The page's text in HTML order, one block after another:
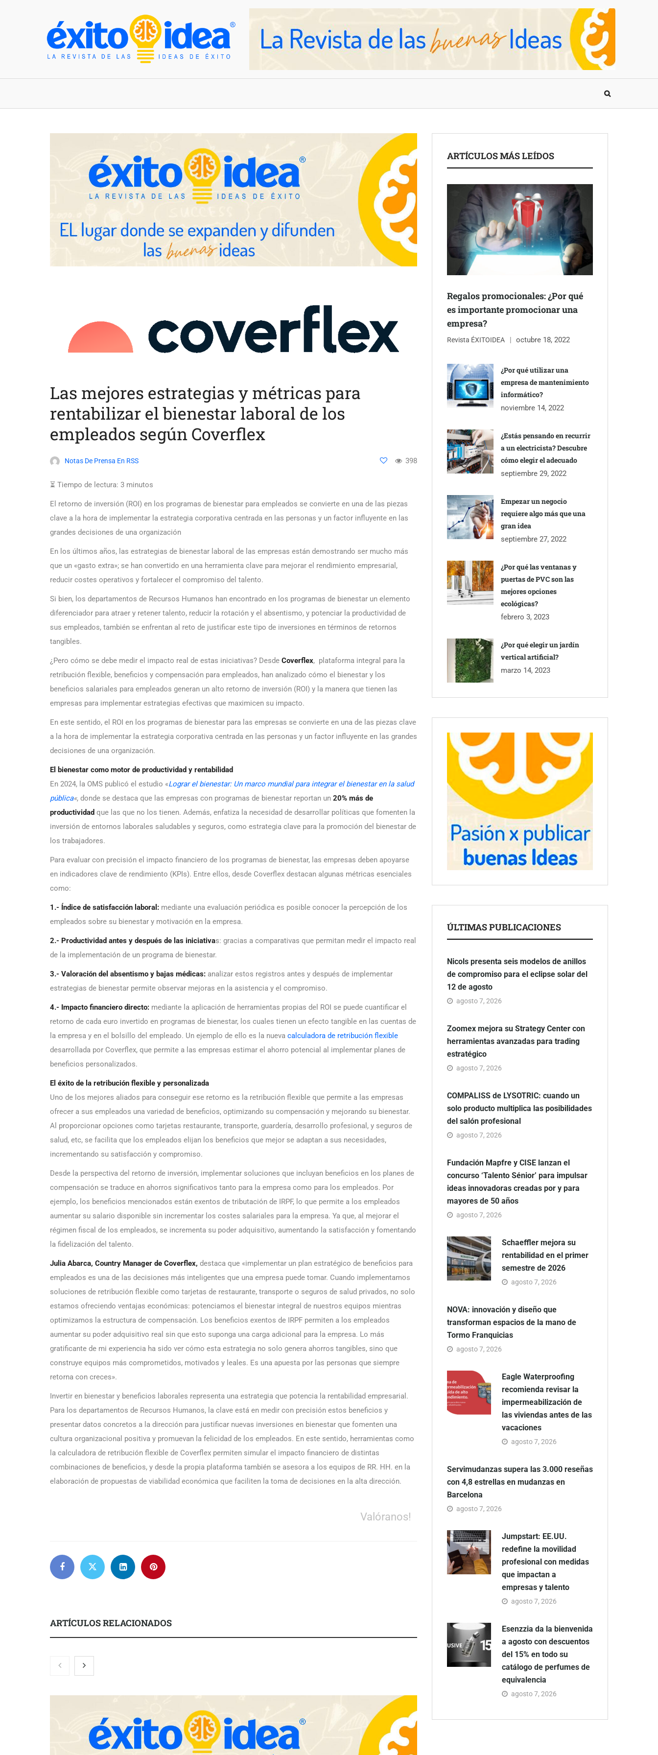
Las mejores estrategias y métricas para
rentabilizar el bienestar laboral de los
empleados según Coverflex
Notas De Prensa En RSS 398
⏳ Tiempo de lectura: 3 minutos
El retorno de inversión (ROI) en los programas de bienestar para empleados se convierte en una de las piezas
clave a la hora de implementar la estrategia corporativa centrada en las personas y un factor influyente en las
grandes decisiones de una organización
En los últimos años, las estrategias de bienestar laboral de las empresas están demostrando ser mucho más
que un «gasto extra»; se han convertido en una herramienta clave para mejorar el rendimiento empresarial,
reducir costes operativos y fortalecer el compromiso del talento.
Si bien, los departamentos de Recursos Humanos han encontrado en los programas de bienestar un elemento
diferenciador para atraer y retener talento, reducir la rotación y el absentismo, y potenciar la productividad de
sus empleados, también se enfrentan al reto de justificar este tipo de inversiones en términos de retornos
tangibles.
¿Pero cómo se debe medir el impacto real de estas iniciativas? Desde Coverflex, plataforma integral para la
retribución flexible, beneficios y compensación para empleados, han analizado cómo el bienestar y los
beneficios salariales para empleados generan un alto retorno de inversión (ROI) y la manera que tienen las
empresas para implementar estrategias efectivas que maximicen su impacto.
En este sentido, el ROI en los programas de bienestar para las empresas se convierte en una de las piezas clave
a la hora de implementar la estrategia corporativa centrada en las personas y un factor influyente en las grandes
decisiones de una organización.
El bienestar como motor de productividad y rentabilidad
En 2024, la OMS publicó el estudio «Lograr el bienestar: Un marco mundial para integrar el bienestar en la salud
pública«, donde se destaca que las empresas con programas de bienestar reportan un 20% más de
productividad que las que no los tienen. Además, enfatiza la necesidad de desarrollar políticas que fomenten la
inversión de entornos laborales saludables y seguros, como estrategia clave para la promoción del bienestar de
los trabajadores​.
Para evaluar con precisión el impacto financiero de los programas de bienestar, las empresas deben apoyarse
en indicadores clave de rendimiento (KPIs). Entre ellos, desde Coverflex destacan algunas métricas esenciales
como:
1.- Índice de satisfacción laboral: mediante una evaluación periódica es posible conocer la percepción de los
empleados sobre su bienestar y motivación en la empresa.
2.- Productividad antes y después de las iniciativas: gracias a comparativas que permitan medir el impacto real
de la implementación de un programa de bienestar.
3.- Valoración del absentismo y bajas médicas: analizar estos registros antes y después de implementar
estrategias de bienestar permite observar mejoras en la asistencia y el compromiso.
4.- Impacto financiero directo: mediante la aplicación de herramientas propias del ROI se puede cuantificar el
retorno de cada euro invertido en programas de bienestar, los cuales tienen un efecto tangible en las cuentas de
la empresa y en el bolsillo del empleado. Un ejemplo de ello es la nueva calculadora de retribución flexible
desarrollada por Coverflex, que permite a las empresas estimar el ahorro potencial al implementar planes de
beneficios personalizados.
El éxito de la retribución flexible y personalizada
Uno de los mejores aliados para conseguir ese retorno es la retribución flexible que permite a las empresas
ofrecer a sus empleados una variedad de beneficios, optimizando su compensación y mejorando su bienestar.
Al proporcionar opciones como tarjetas restaurante, transporte, guardería, desarrollo profesional, y seguros de
salud, etc, se facilita que los empleados elijan los beneficios que mejor se adaptan a sus necesidades,
incrementando su satisfacción y compromiso.
Desde la perspectiva del retorno de inversión, implementar soluciones que incluyan beneficios en los planes de
compensación se traduce en ahorros significativos tanto para la empresa como para los empleados. Por
ejemplo, los beneficios mencionados están exentos de tributación de IRPF, lo que permite a los empleados
aumentar su salario disponible sin incrementar los costes salariales para la empresa. Ya que, al mejorar el
régimen fiscal de los empleados, se incrementa su poder adquisitivo, aumentando la satisfacción y fomentando
la fidelización del talento.
Julia Abarca, Country Manager de Coverflex, destaca que «implementar un plan estratégico de beneficios para
empleados es una de las decisiones más inteligentes que una empresa puede tomar. Cuando implementamos
soluciones de retribución flexible como tarjetas de restaurante, transporte o seguros de salud privados, no solo
estamos ofreciendo ventajas económicas: potenciamos el bienestar integral de nuestros equipos mientras
optimizamos la estructura de compensación. Los beneficios exentos de IRPF permiten a los empleados
aumentar su poder adquisitivo real sin que esto suponga una carga adicional para la empresa. Lo más
gratificante de mi experiencia ha sido ver cómo esta estrategia no solo genera ahorros tangibles, sino que
construye equipos más comprometidos, motivados y leales. Es una apuesta por las personas que siempre
retorna con creces».
Invertir en bienestar y beneficios laborales representa una estrategia que potencia la rentabilidad empresarial.
Para los departamentos de Recursos Humanos, la clave está en medir con precisión estos beneficios y
presentar datos concretos a la dirección para justificar nuevas inversiones en bienestar que fomenten una
cultura organizacional positiva y promuevan la felicidad de los empleados. En este sentido, herramientas como
la calculadora de retribución flexible de Coverflex permiten simular el impacto financiero de distintas
combinaciones de beneficios, y desde la propia plataforma también se asesora a los equipos de RR. HH. en la
elaboración de propuestas de viabilidad económica que faciliten la toma de decisiones en la alta dirección.
Valóranos!
ARTÍCULOS RELACIONADOS
Nicols presenta seis modelos de
anillos de compromiso para el
Fundación Mapfre y CISE lanzan
el concurso ‘Talento Sénior’ para
impulsar ideas innovadoras
creadas por y para mayores de 50
NOVA: innovación y diseño que
transforman espacios de la mano
de Tormo Franquicias
ARTÍCULOS MÁS LEÍDOS
Regalos promocionales: ¿Por qué
es importante promocionar una
empresa?
Revista ÉXITOIDEA octubre 18, 2022
¿Por qué utilizar una
empresa de mantenimiento
informático?
noviembre 14, 2022
¿Estás pensando en recurrir
a un electricista? Descubre
cómo elegir el adecuado
septiembre 29, 2022
Empezar un negocio
requiere algo más que una
gran idea
septiembre 27, 2022
¿Por qué las ventanas y
puertas de PVC son las
mejores opciones
ecológicas?
febrero 3, 2023
¿Por qué elegir un jardín
vertical artificial?
marzo 14, 2023
ÚLTIMAS PUBLICACIONES
Nicols presenta seis modelos de anillos
de compromiso para el eclipse solar del
12 de agosto
agosto 7, 2026
Zoomex mejora su Strategy Center con
herramientas avanzadas para trading
estratégico
agosto 7, 2026
COMPALISS de LYSOTRIC: cuando un
solo producto multiplica las posibilidades
del salón profesional
agosto 7, 2026
Fundación Mapfre y CISE lanzan el
concurso ‘Talento Sénior’ para impulsar
ideas innovadoras creadas por y para
mayores de 50 años
agosto 7, 2026
Schaeffler mejora su
rentabilidad en el primer
semestre de 2026
agosto 7, 2026
NOVA: innovación y diseño que
transforman espacios de la mano de
Tormo Franquicias
agosto 7, 2026
Eagle Waterproofing
recomienda revisar la
impermeabilización de
las viviendas antes de las
vacaciones
agosto 7, 2026
Servimudanzas supera las 3.000 reseñas
con 4,8 estrellas en mudanzas en
Barcelona
agosto 7, 2026
Jumpstart: EE.UU.
redefine la movilidad
profesional con medidas
que impactan a
empresas y talento
agosto 7, 2026
Esenzzia da la bienvenida
a agosto con descuentos
del 15% en todo su
catálogo de perfumes de
equivalencia
agosto 7, 2026